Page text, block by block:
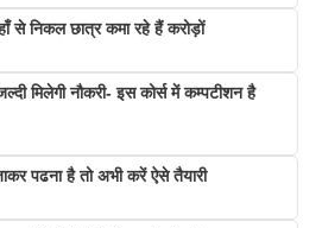
से निकल छात्र कमा रहे हैं करोड़ों
मिलेगी नौकरी- इस कोर्स में कम्पटीशन है
पढना है तो अभी करें ऐसे तैयारी